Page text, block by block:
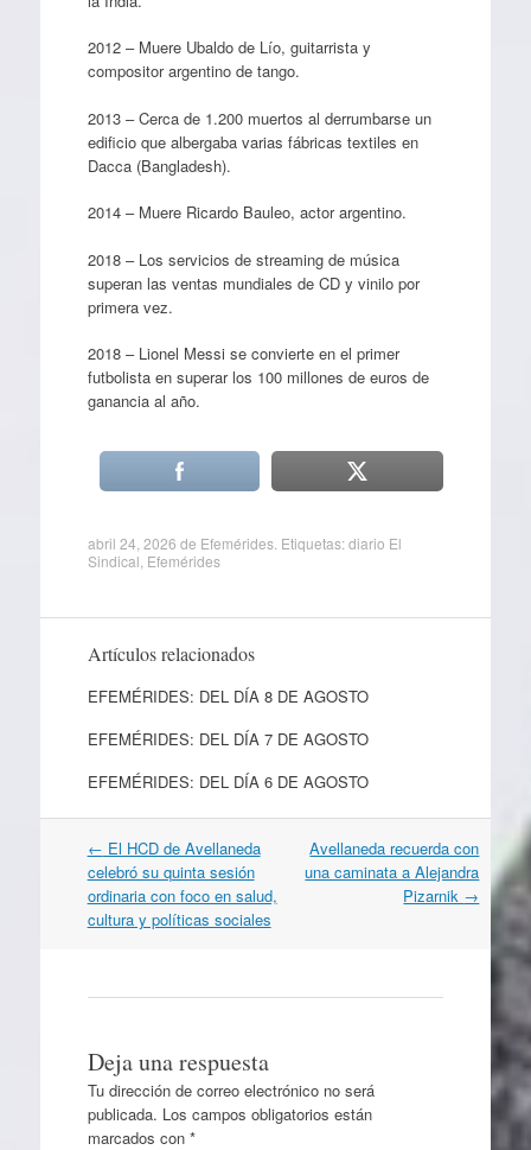
2012 – Muere Ubaldo de Lío, guitarrista y
compositor argentino de tango.
2013 – Cerca de 1.200 muertos al derrumbarse un
edificio que albergaba varias fábricas textiles en
Dacca (Bangladesh).
2014 – Muere Ricardo Bauleo, actor argentino.
2018 – Los servicios de streaming de música
superan las ventas mundiales de CD y vinilo por
primera vez.
2018 – Lionel Messi se convierte en el primer
futbolista en superar los 100 millones de euros de
ganancia al año.
abril 24, 2026 de Efemérides. Etiquetas:diario El
Sindical Efemérides
Artículos relacionados
EFEMÉRIDES: DEL DÍA 8 DE AGOSTO
EFEMÉRIDES: DEL DÍA 7 DE AGOSTO
EFEMÉRIDES: DEL DÍA 6 DE AGOSTO
Navegación
por
artículos
← El HCD de Avellaneda
celebró su quinta sesión
ordinaria con foco en salud,
cultura y políticas sociales
Avellaneda recuerda con
una caminata a Alejandra
Pizarnik →
Deja una respuesta
Tu dirección de correo electrónico no será
publicada. Los campos obligatorios están
marcados con *